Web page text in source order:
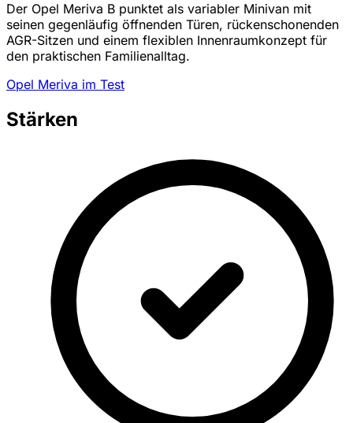
Der Opel Meriva B punktet als variabler Minivan mit
seinen gegenläufig öffnenden Türen, rückenschonenden
AGR-Sitzen und einem flexiblen Innenraumkonzept für
den praktischen Familienalltag.
Opel Meriva im Test
Stärken